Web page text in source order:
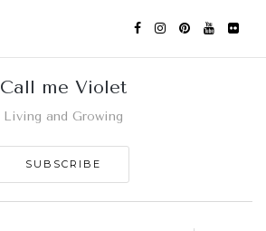
Call me Violet
Living and Growing
SUBSCRIBE